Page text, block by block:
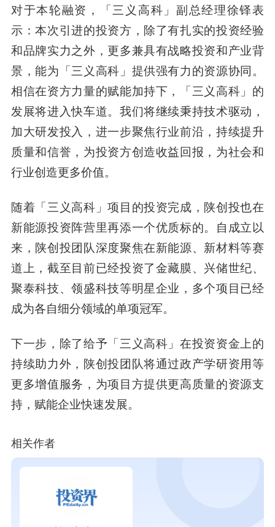
对于本轮融资，「三义高科」副总经理徐铎表
示：本次引进的投资方，除了有扎实的投资经验
和品牌实力之外，更多兼具有战略投资和产业背
景，能为「三义高科」提供强有力的资源协同。
相信在资方力量的赋能加持下，「三义高科」的
发展将进入快车道。我们将继续秉持技术驱动，
加大研发投入，进一步聚焦行业前沿，持续提升
质量和信誉，为投资方创造收益回报，为社会和
行业创造更多价值。
随着「三义高科」项目的投资完成，陕创投也在
新能源投资阵营里再添一个优质标的。自成立以
来，陕创投团队深度聚焦在新能源、新材料等赛
道上，截至目前已经投资了金藏膜、兴储世纪、
聚泰科技、领盛科技等明星企业，多个项目已经
成为各自细分领域的单项冠军。
下一步，除了给予「三义高科」在投资资金上的
持续助力外，陕创投团队将通过政产学研资用等
更多增值服务，为项目方提供更高质量的资源支
持，赋能企业快速发展。
相关作者